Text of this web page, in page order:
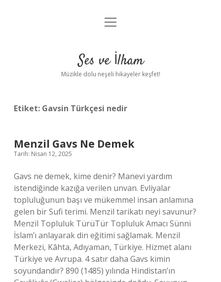
Anasayfa
Yasal Uyarı
menüyü
Ses ve İlham
Müzikle dolu neşeli hikayeler keşfet!
Etiket: Gavsin Türkçesi nedir
Menzil Gavs Ne Demek
Tarih: Nisan 12, 2025
Gavs ne demek, kime denir? Manevi yardım
istendiğinde kazığa verilen unvan. Evliyalar
topluluğunun başı ve mükemmel insan anlamına
gelen bir Sufi terimi. Menzil tarikatı neyi savunur?
Menzil Topluluk TürüTür Topluluk Amacı Sünni
İslam’ı anlayarak din eğitimi sağlamak. Menzil
Merkezi, Kâhta, Adıyaman, Türkiye. Hizmet alanı
Türkiye ve Avrupa. 4 satır daha Gavs kimin
soyundandır? 890 (1485) yılında Hindistan’ın